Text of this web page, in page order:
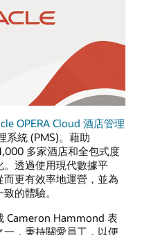
OPERA Cloud 酒店管理
系統 (PMS)。藉助
多家酒店和全包式度
透過使用現代數據平
更有效率地運營，並為
的體驗。
Cameron Hammond 表
，秉持關愛員工，以便